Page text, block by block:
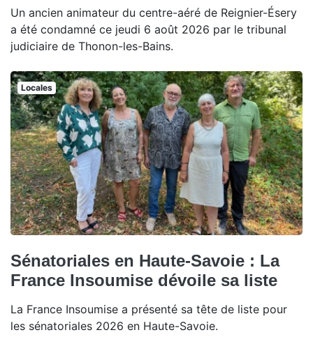
Un ancien animateur du centre-aéré de Reignier-Ésery
a été condamné ce jeudi 6 août 2026 par le tribunal
judiciaire de Thonon-les-Bains.
Locales
Sénatoriales en Haute-Savoie : La
France Insoumise dévoile sa liste
La France Insoumise a présenté sa tête de liste pour
les sénatoriales 2026 en Haute-Savoie.